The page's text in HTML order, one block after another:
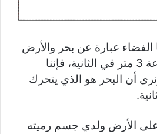
الفضاء عبارة عن بحر والأرض
تتحرك فيه مثلاً بسرعة 3 متر في الثانية، فإننا
أن البحر هو الذي يتحرك
على الأرض ولدي جسم رميته